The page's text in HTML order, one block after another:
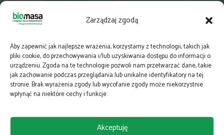
Zarządzaj zgodą
Aby zapewnić jak najlepsze wrażenia, korzystamy z technologii, takich jak
pliki cookie, do przechowywania i/lub uzyskiwania dostępu do informacji o
urządzeniu. Zgoda na te technologie pozwoli nam przetwarzać dane, takie
jak zachowanie podczas przeglądania lub unikalne identyfikatory na tej
stronie. Brak wyrażenia zgody lub wycofanie zgody może niekorzystnie
wpłynąć na niektóre cechy i funkcje.
Akceptuję
WSPÓŁPRACA
PRENUMERATA
NEWSLETTER
MAPY
E-WYDANIE